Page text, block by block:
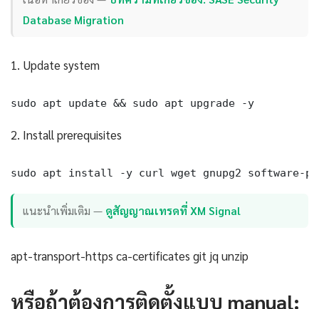
Database Migration
1. Update system
sudo apt update && sudo apt upgrade -y
2. Install prerequisites
sudo apt install -y curl wget gnupg2 software-
แนะนำเพิ่มเติม — ดูสัญญาณเทรดที่ XM Signal
apt-transport-https ca-certificates git jq unzip
หรือถ้าต้องการติดตั้งแบบ manual: